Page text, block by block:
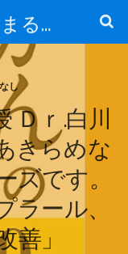
美と健康の創造館 まるとみ薬品 ぐんまの薬屋 芳さんのブログ
し
Ｄｒ.白川
きらめな
です。
ラール、
善」